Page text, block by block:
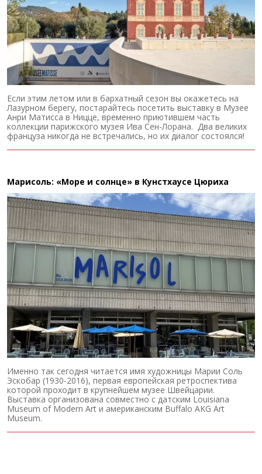
Если этим летом или в бархатный сезон вы окажетесь на
Лазурном берегу, постарайтесь посетить выставку в Музее
Анри Матисса в Ницце, временно приютившем часть
коллекции парижского музея Ива Сен-Лорана. Два великих
француза никогда не встречались, но их диалог состоялся!
Марисоль: «Море и солнце» в Кунстхаусе Цюриха
Именно так сегодня читается имя художницы Марии Соль
Эскобар (1930-2016), первая европейская ретроспектива
которой проходит в крупнейшем музее Швейцарии.
Выставка организована совместно с датским Louisiana
Museum of Modern Art и американским Buffalo AKG Art
Museum.